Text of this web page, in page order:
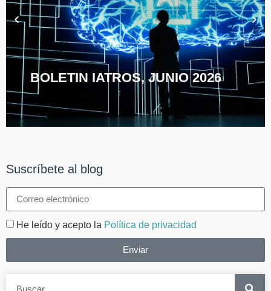
BOLETIN IATROS, JUNIO 2026
Suscríbete al blog
He leído y acepto la Política de privacidad
Enviar